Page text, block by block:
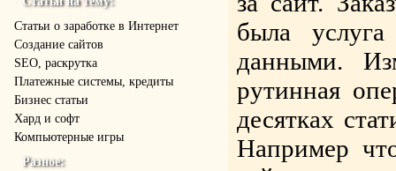
Статьи о заработке в Интернет
Создание сайтов
SEO, раскрутка
Платежные системы, кредиты
Бизнес статьи
Хард и софт
Компьютерные игры
Разное:
была
данными.
рутинная
десятках
Например